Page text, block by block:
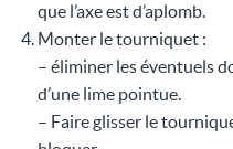
que l’axe est d’aplomb.
Monter le tourniquet :
– éliminer les éventuels
d’une lime pointue.
– Faire glisser le